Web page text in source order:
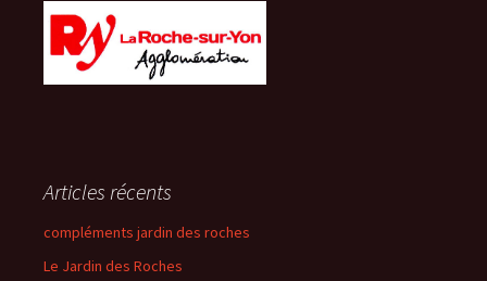
Articles récents
compléments jardin des roches
Le Jardin des Roches